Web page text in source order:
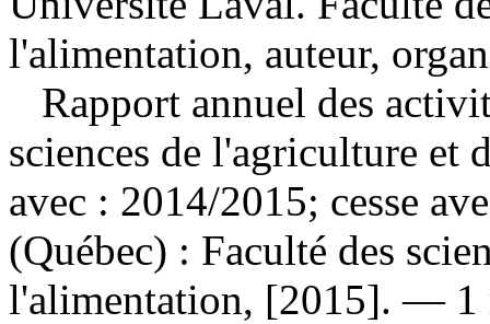
l'alimentation, auteur,
Rapport annuel des
sciences de l'agriculture
avec : 2014/2015; cesse
(Québec) : Faculté des
l'alimentation, [2015]. — 1